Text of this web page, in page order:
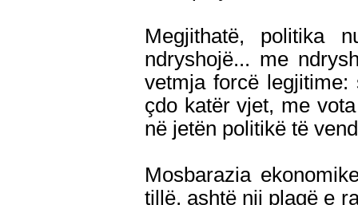
Megjithatë, politika
ndryshojë... me
vetmja forcë
çdo katër vjet, me
në jetën politikë të
Mosbarazia
tillë, ashtë nji plagë e